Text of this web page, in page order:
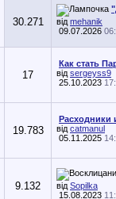
30.271
від mehanik
09.07.2026
17
Как стать
від sergeyss9
25.10.2023
19.783
Расходники
від catmanul
05.11.2025
9.132 від Sopilka
15.08.2023